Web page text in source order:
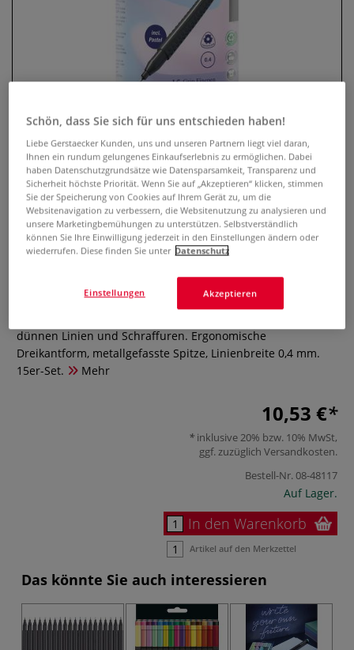
FABER-CASTELL Grip Finepen, 0.4,
15er-Set
0 Bewertungen
dünnen Linien und Schraffuren. Ergonomische
Dreikantform, metallgefasste Spitze, Linienbreite 0,4 mm.
15er-Set.
Mehr
10,53 €
inklusive 20% bzw. 10% MwSt,
ggf. zuzüglich Versandkosten.
Bestell-Nr.08-48117
Auf Lager.
In den Warenkorb
Artikel auf den Merkzettel
Das könnte Sie auch interessieren
Schön, dass Sie sich für uns entschieden haben!
Liebe Gerstaecker Kunden, uns und unseren Partnern liegt viel daran,
Ihnen ein rundum gelungenes Einkaufserlebnis zu ermöglichen. Dabei
haben Datenschutzgrundsätze wie Datensparsamkeit, Transparenz und
Sicherheit höchste Priorität. Wenn Sie auf „Akzeptieren“ klicken, stimmen
Sie der Speicherung von Cookies auf Ihrem Gerät zu, um die
Websitenavigation zu verbessern, die Websitenutzung zu analysieren und
unsere Marketingbemühungen zu unterstützen. Selbstverständlich
können Sie Ihre Einwilligung jederzeit in den Einstellungen ändern oder
wiederrufen. Diese finden Sie unter Datenschutz
Akzeptieren
Einstellungen